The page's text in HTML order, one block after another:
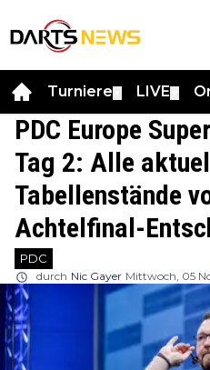
Turniere LIVE
PDC Europe
Tag 2: Alle
Tabellenstände
Achtelfinal-
PDC
durch Nic Gayer Mittwoch, 05